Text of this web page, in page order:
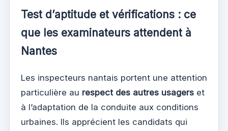
Test d’aptitude et vérifications : ce
que les examinateurs attendent à
Nantes
Les inspecteurs nantais portent une attention
particulière au respect des autres usagers et
à l’adaptation de la conduite aux conditions
urbaines. Ils apprécient les candidats qui